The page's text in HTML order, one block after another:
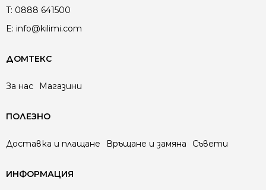
T: 0888 641500
E: info@kilimi.com
ДОМТЕКС
За нас Магазини
ПОЛЕЗНО
Доставка и плащане Връщане и замяна Съвети
ИНФОРМАЦИЯ